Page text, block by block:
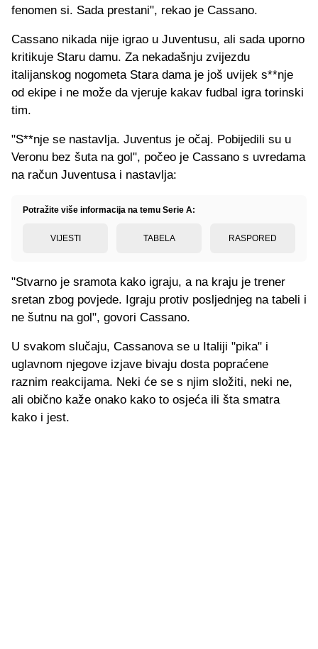
fenomen si. Sada prestani", rekao je Cassano.
Cassano nikada nije igrao u Juventusu, ali sada uporno
kritikuje Staru damu. Za nekadašnju zvijezdu
italijanskog nogometa Stara dama je još uvijek s**nje
od ekipe i ne može da vjeruje kakav fudbal igra torinski
tim.
"S**nje se nastavlja. Juventus je očaj. Pobijedili su u
Veronu bez šuta na gol", počeo je Cassano s uvredama
na račun Juventusa i nastavlja:
Potražite više informacija na temu Serie A:
VIJESTI TABELA RASPORED
"Stvarno je sramota kako igraju, a na kraju je trener
sretan zbog povjede. Igraju protiv posljednjeg na tabeli i
ne šutnu na gol", govori Cassano.
U svakom slučaju, Cassanova se u Italiji "pika" i
uglavnom njegove izjave bivaju dosta popraćene
raznim reakcijama. Neki će se s njim složiti, neki ne,
ali obično kaže onako kako to osjeća ili šta smatra
kako i jest.